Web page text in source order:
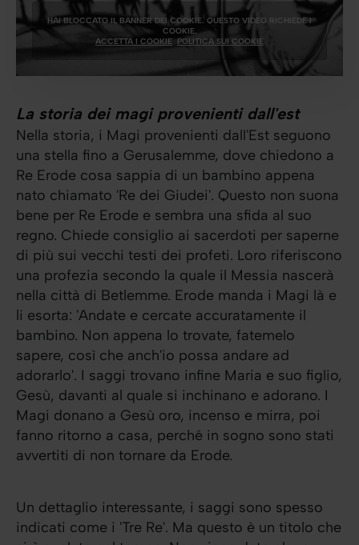
HAI BLOCCATO IL BANNER DEI COOKIE. QUESTO VIDEO RICHIEDE I
COOKIE.
ACCETTA I COOKIE POLITICA SUI COOKIE
La storia dei magi provenienti dall'est
Nella storia, i Magi provenienti dall'Est seguono
una stella fino a Gerusalemme, dove chiedono a
Re Erode cosa sappia di un bambino appena
nato chiamato 'Re dei Giudei'. Questo non suona
bene per Re Erode e sembra una sfida al suo
regno. Chiede consiglio ai sacerdoti per saperne
di più sui vecchi testi dei profeti. Loro riferiscono
una profezia secondo la quale il Messia nascerà
nella città di Betlemme. Erode manda i Magi là e
li esorta: 'Andate e cercate accuratamente il
bambino. Non appena lo trovate, fatemelo
sapere, così che anch'io possa andare ad
adorarlo'. I saggi trovano infine Maria e suo figlio,
Gesù, davanti al quale si inchinano e adorano. I
Magi donano a Gesù oro, incenso e mirra, poi
fanno ritorno a casa, perché in sogno sono stati
avvertiti di non tornare da Erode.
Un dettaglio interessante, i saggi sono spesso
indicati come i 'Tre Re'. Ma questo è un titolo che